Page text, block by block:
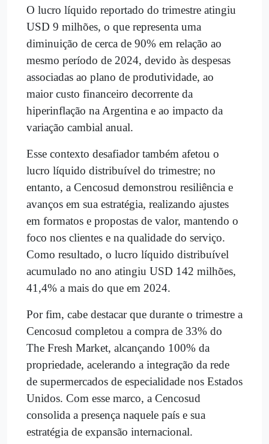
O lucro líquido reportado do trimestre atingiu
USD 9 milhões, o que representa uma
diminuição de cerca de 90% em relação ao
mesmo período de 2024, devido às despesas
associadas ao plano de produtividade, ao
maior custo financeiro decorrente da
hiperinflação na Argentina e ao impacto da
variação cambial anual.
Esse contexto desafiador também afetou o
lucro líquido distribuível do trimestre; no
entanto, a Cencosud demonstrou resiliência e
avanços em sua estratégia, realizando ajustes
em formatos e propostas de valor, mantendo o
foco nos clientes e na qualidade do serviço.
Como resultado, o lucro líquido distribuível
acumulado no ano atingiu USD 142 milhões,
41,4% a mais do que em 2024.
Por fim, cabe destacar que durante o trimestre a
Cencosud completou a compra de 33% do
The Fresh Market, alcançando 100% da
propriedade, acelerando a integração da rede
de supermercados de especialidade nos Estados
Unidos. Com esse marco, a Cencosud
consolida a presença naquele país e sua
estratégia de expansão internacional.